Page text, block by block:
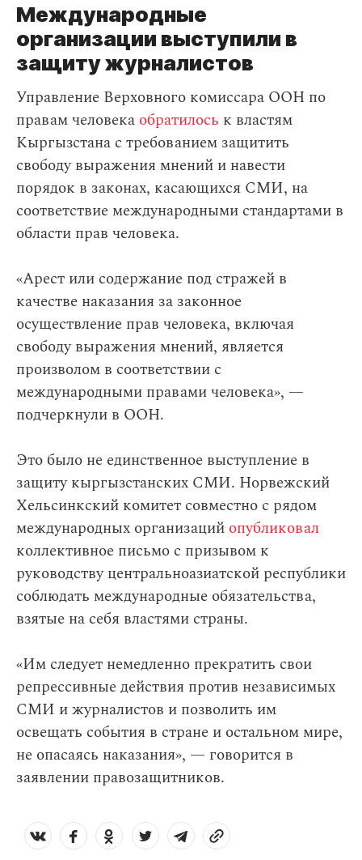
Международные
организации выступили в
защиту журналистов
Управление Верховного комиссара ООН по
правам человека обратилось к властям
Кыргызстана с требованием защитить
свободу выражения мнений и навести
порядок в законах, касающихся СМИ, на
соответствие международными стандартами в
области прав человека.
«Арест или содержание под стражей в
качестве наказания за законное
осуществление прав человека, включая
свободу выражения мнений, является
произволом в соответствии с
международными правами человека», —
подчеркнули в ООН.
Это было не единственное выступление в
защиту кыргызстанских СМИ. Норвежский
Хельсинкский комитет совместно с рядом
международных организаций опубликовал
коллективное письмо с призывом к
руководству центральноазиатской республики
соблюдать международные обязательства,
взятые на себя властями страны.
«Им следует немедленно прекратить свои
репрессивные действия против независимых
СМИ и журналистов и позволить им
освещать события в стране и остальном мире,
не опасаясь наказания», — говорится в
заявлении правозащитников.